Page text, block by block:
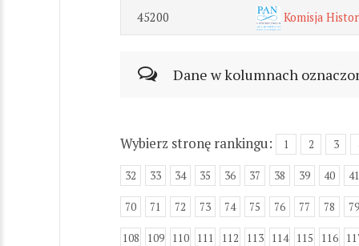
45200 Komisja
Dane w kolumnach
Wybierz stronę rankingu: 1 2 3
32 33 34 35 36 37 38 39 40 41
70 71 72 73 74 75 76 77 78 79
108 109 110 111 112 113 114 115 116